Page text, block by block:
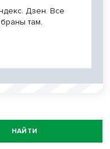
Дзен. Все
там.
НАЙТИ